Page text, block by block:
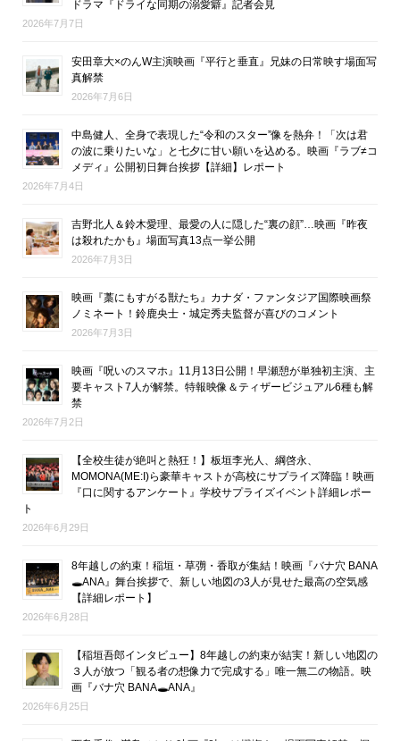
ドラマ『ドライな同期の溺愛癖』記者会見
2026年7月7日
安田章大×のんW主演映画『平行と垂直』兄妹の日常映す場面写
真解禁
2026年7月6日
中島健人、全身で表現した“令和のスター”像を熱弁！「次は君
の波に乗りたいな」と七夕に甘い願いを込める。映画『ラブ≠コ
メディ』公開初日舞台挨拶【詳細】レポート
2026年7月4日
吉野北人＆鈴木愛理、最愛の人に隠した“裏の顔”…映画『昨夜
は殺れたかも』場面写真13点一挙公開
2026年7月3日
映画『藁にもすがる獣たち』カナダ・ファンタジア国際映画祭
ノミネート！鈴鹿央士・城定秀夫監督が喜びのコメント
2026年7月3日
映画『呪いのスマホ』11月13日公開！早瀬憩が単独初主演、主
要キャスト7人が解禁。特報映像＆ティザービジュアル6種も解
禁
2026年7月2日
【全校生徒が絶叫と熱狂！】板垣李光人、綱啓永、
MOMONA(ME:I)ら豪華キャストが高校にサプライズ降臨！映画
『口に関するアンケート』学校サプライズイベント詳細レポー
ト
2026年6月29日
8年越しの約束！稲垣・草彅・香取が集結！映画『バナ穴 BANA
🕳ANA』舞台挨拶で、新しい地図の3人が見せた最高の空気感
【詳細レポート】
2026年6月28日
【稲垣吾郎インタビュー】8年越しの約束が結実！新しい地図の
３人が放つ「観る者の想像力で完成する」唯一無二の物語。映
画『バナ穴 BANA🕳ANA』
2026年6月25日